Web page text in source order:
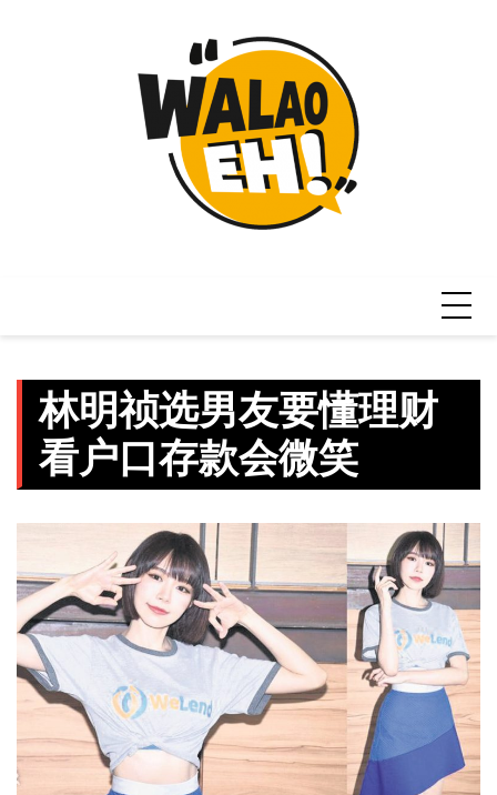
林明祯选男友要懂理财
看户口存款会微笑